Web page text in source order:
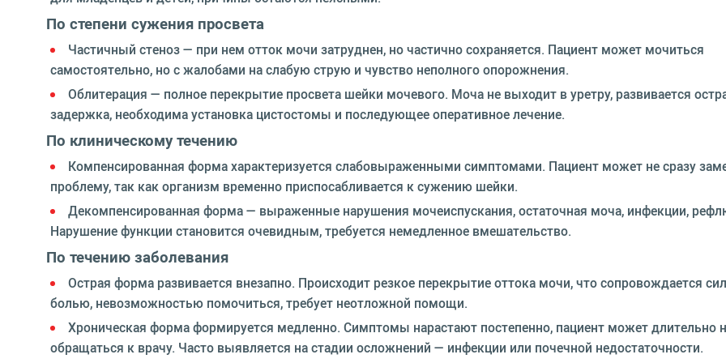
По степени сужения просвета
Частичный стеноз — при нем отток мочи затруднен, но частично сохраняется. Пациент может мочиться
самостоятельно, но с жалобами на слабую струю и чувство неполного опорожнения.
Облитерация — полное перекрытие просвета шейки мочевого. Моча не выходит в уретру, развивается
задержка, необходима установка цистостомы и последующее оперативное лечение.
По клиническому течению
Компенсированная форма характеризуется слабовыраженными симптомами. Пациент может не сразу
проблему, так как организм временно приспосабливается к сужению шейки.
Декомпенсированная форма — выраженные нарушения мочеиспускания, остаточная моча, инфекции,
Нарушение функции становится очевидным, требуется немедленное вмешательство.
По течению заболевания
Острая форма развивается внезапно. Происходит резкое перекрытие оттока мочи, что сопровождается
болью, невозможностью помочиться, требует неотложной помощи.
Хроническая форма формируется медленно. Симптомы нарастают постепенно, пациент может длительно
обращаться к врачу. Часто выявляется на стадии осложнений — инфекции или почечной недостаточности.